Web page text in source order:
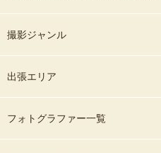
撮影ジャンル
出張エリア
フォトグラファー一覧